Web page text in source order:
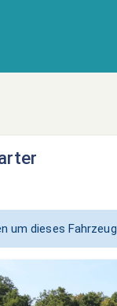
um dieses